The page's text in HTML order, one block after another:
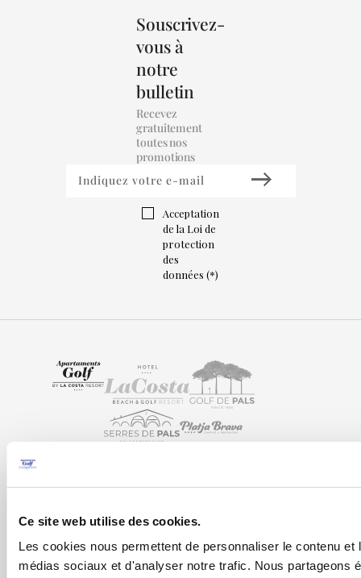
Ce site web utilise des cookies.
Les cookies nous permettent de personnaliser le contenu
médias sociaux et d'analyser notre trafic. Nous partageons
Souscrivez-
vous à
notre
bulletin
Recevez
gratuitement
toutes nos
promotions
Acceptation
de la Loi de
protection
des
données (*)
T. +34 972 63 60 11
Inici
Présentation